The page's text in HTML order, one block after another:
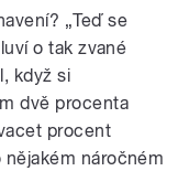
„Teď se
o tak zvané
když si
dvě procenta
procent
náročném